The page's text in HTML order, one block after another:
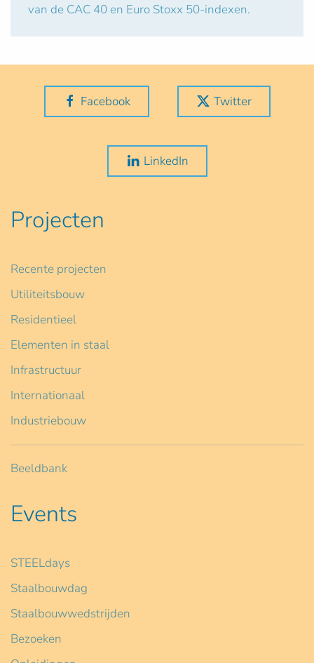
van de CAC 40 en Euro Stoxx 50-indexen.
Facebook Twitter
LinkedIn
Projecten
Recente projecten
Utiliteitsbouw
Residentieel
Elementen in staal
Infrastructuur
Internationaal
Industriebouw
Beeldbank
Events
STEELdays
Staalbouwdag
Staalbouwwedstrijden
Bezoeken